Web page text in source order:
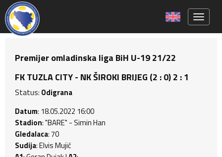
Premijer omladinska liga BiH U-19 21/22
FK TUZLA CITY - NK ŠIROKI BRIJEG (2 : 0) 2 : 1
Status: Odigrana
Datum: 18.05.2022 16:00
Stadion: "BARE" - Simin Han
Gledalaca: 70
Sudija: Elvis Mujić